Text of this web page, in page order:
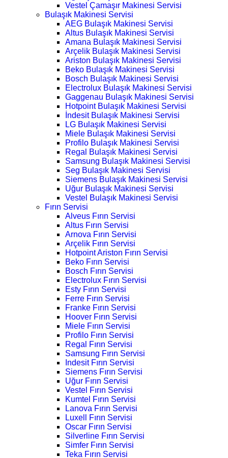
Vestel Çamaşır Makinesi Servisi
Bulaşık Makinesi Servisi
AEG Bulaşık Makinesi Servisi
Altus Bulaşık Makinesi Servisi
Amana Bulaşık Makinesi Servisi
Arçelik Bulaşık Makinesi Servisi
Ariston Bulaşık Makinesi Servisi
Beko Bulaşık Makinesi Servisi
Bosch Bulaşık Makinesi Servisi
Electrolux Bulaşık Makinesi Servisi
Gaggenau Bulaşık Makinesi Servisi
Hotpoint Bulaşık Makinesi Servisi
İndesit Bulaşık Makinesi Servisi
LG Bulaşık Makinesi Servisi
Miele Bulaşık Makinesi Servisi
Profilo Bulaşık Makinesi Servisi
Regal Bulaşık Makinesi Servisi
Samsung Bulaşık Makinesi Servisi
Seg Bulaşık Makinesi Servisi
Siemens Bulaşık Makinesi Servisi
Uğur Bulaşık Makinesi Servisi
Vestel Bulaşık Makinesi Servisi
Fırın Servisi
Alveus Fırın Servisi
Altus Fırın Servisi
Arnova Fırın Servisi
Arçelik Fırın Servisi
Hotpoint Ariston Fırın Servisi
Beko Fırın Servisi
Bosch Fırın Servisi
Electrolux Fırın Servisi
Esty Fırın Servisi
Ferre Fırın Servisi
Franke Fırın Servisi
Hoover Fırın Servisi
Miele Fırın Servisi
Profilo Fırın Servisi
Regal Fırın Servisi
Samsung Fırın Servisi
Indesit Fırın Servisi
Siemens Fırın Servisi
Uğur Fırın Servisi
Vestel Fırın Servisi
Kumtel Fırın Servisi
Lanova Fırın Servisi
Luxell Fırın Servisi
Oscar Fırın Servisi
Silverline Fırın Servisi
Simfer Fırın Servisi
Teka Fırın Servisi